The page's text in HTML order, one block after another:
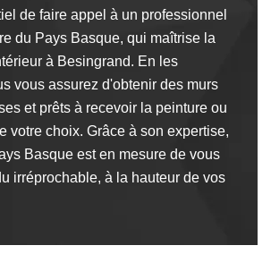
de faire appel à un professionnel
du Pays Basque, qui maîtrise la
à Besingrand. En les
vous assurez d'obtenir des murs
et prêts à recevoir la peinture ou
votre choix. Grâce à son expertise,
Basque est en mesure de vous
irréprochable, à la hauteur de vos